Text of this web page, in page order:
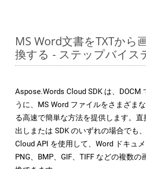
MS Word文書をTXTから
換する - ステップバイス
Aspose.Words Cloud SDK は、DOCM
うに、MS Word ファイルをさまざま
る高速で簡単な方法を提供します。直
出しまたは SDK のいずれの場合でも
Cloud API を使用して、Word ドキュメ
PNG、BMP、GIF、TIFF などの複数